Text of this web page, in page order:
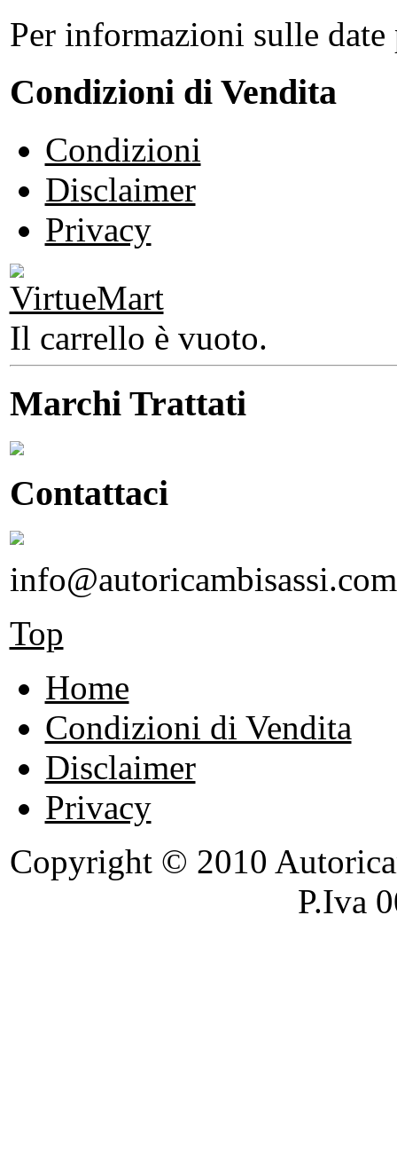
Per informazioni sulle
Condizioni di Vendita
Condizioni
Disclaimer
Privacy
Il carrello è vuoto.
Marchi Trattati
Contattaci
info@autoricambisassi.com
Top
Home
Condizioni di Vendita
Disclaimer
Privacy
Copyright © 2010
P.Iva